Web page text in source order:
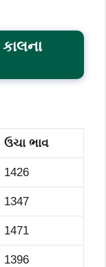
કાલના
ઉચા ભાવ
1426
1347
1471
1396